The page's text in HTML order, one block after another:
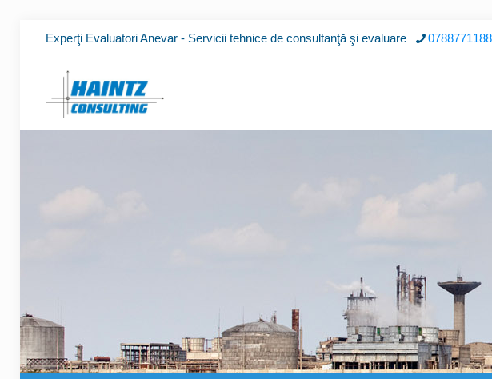
Experţi Evaluatori Anevar - Servicii tehnice de consultanţă şi evaluare 0788771188